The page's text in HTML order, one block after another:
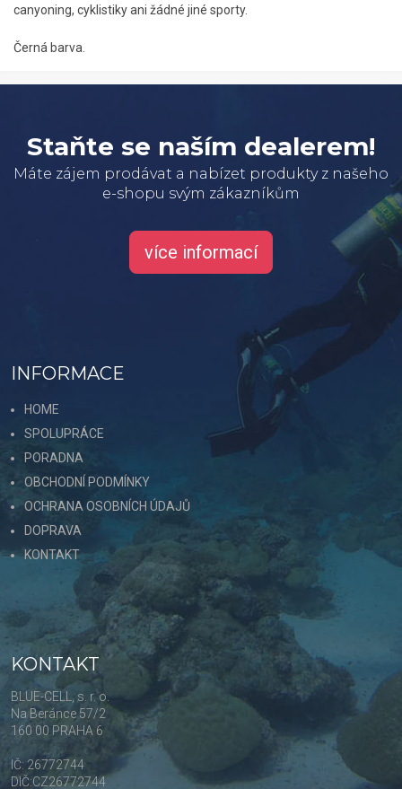
canyoning, cyklistiky ani žádné jiné sporty.
Černá barva.
Staňte se naším dealerem!
Máte zájem prodávat a nabízet produkty z našeho
e-shopu svým zákazníkům
více informací
INFORMACE
HOME
SPOLUPRÁCE
PORADNA
OBCHODNÍ PODMÍNKY
OCHRANA OSOBNÍCH ÚDAJŮ
DOPRAVA
KONTAKT
KONTAKT
BLUE-CELL, s. r. o.
Na Beránce 57/2
160 00 PRAHA 6
IČ: 26772744
DIČ:CZ26772744